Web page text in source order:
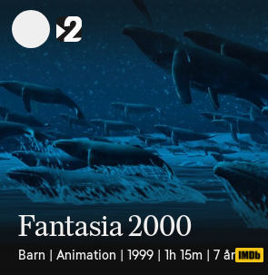
Fantasia 2000
Barn | Animation | 1999 | 1h 15m | 7 år